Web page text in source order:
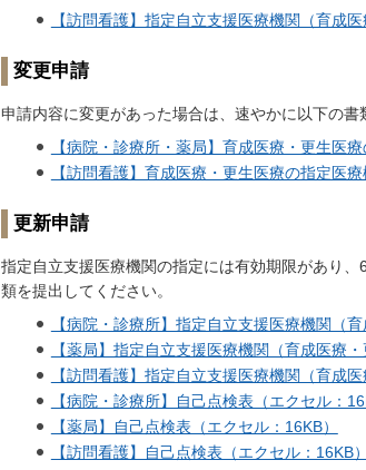
【訪問看護】指定自立支援医療機関（育成
変更申請
申請内容に変更があった場合は、速やかに以下の書
【病院・診療所・薬局】育成医療・更生医
【訪問看護】育成医療・更生医療の指定医
更新申請
指定自立支援医療機関の指定には有効期限があり
類を提出してください。
【病院・診療所】指定自立支援医療機関（
【薬局】指定自立支援医療機関（育成医療
【訪問看護】指定自立支援医療機関（育成
【病院・診療所】自己点検表（エクセル：
【薬局】自己点検表（エクセル：16KB）
【訪問看護】自己点検表（エクセル：16KB）